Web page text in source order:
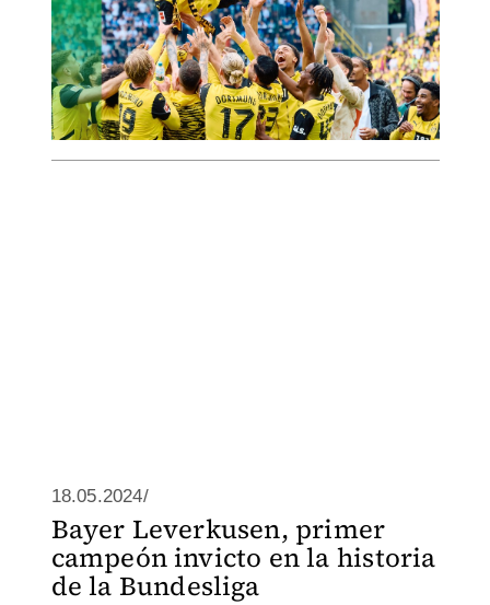
18.05.2024/
Bayer Leverkusen, primer
campeón invicto en la historia
de la Bundesliga